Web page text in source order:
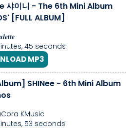
샤이니​ - The 6th Mini Album
[FULL ALBUM]
45 seconds
MP3
SHINee - 6th Mini Album
KMusic
53 seconds